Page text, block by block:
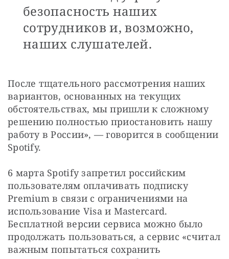
безопасность наших
сотрудников и, возможно,
наших слушателей.
После тщательного рассмотрения наших
вариантов, основанных на текущих
обстоятельствах, мы пришли к сложному
решению полностью приостановить нашу
работу в России», — говорится в сообщении
Spotify.
6 марта Spotify запретил российским
пользователям оплачивать подписку
Premium в связи с ограничениями на
использование Visa и Mastercard.
Бесплатной версии сервиса можно было
продолжать пользоваться, а сервис «считал
важным попытаться сохранить